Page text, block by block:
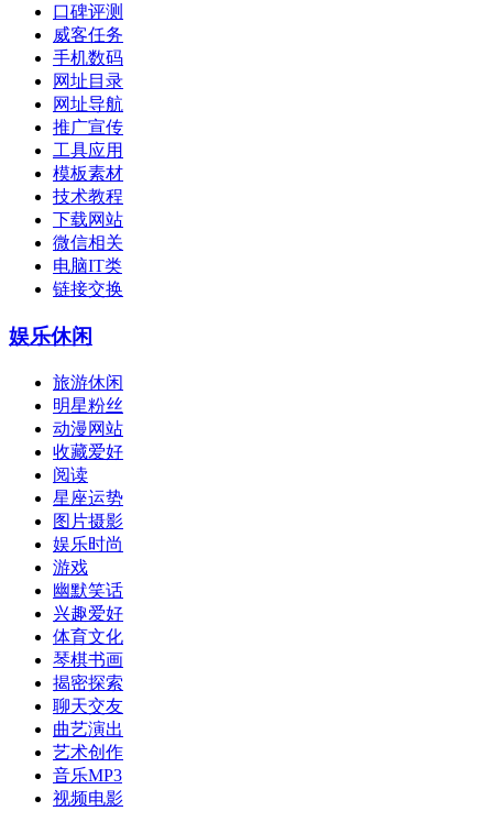
口碑评测
威客任务
手机数码
网址目录
网址导航
推广宣传
工具应用
模板素材
技术教程
下载网站
微信相关
电脑IT类
链接交换
娱乐休闲
旅游休闲
明星粉丝
动漫网站
收藏爱好
阅读
星座运势
图片摄影
娱乐时尚
游戏
幽默笑话
兴趣爱好
体育文化
琴棋书画
揭密探索
聊天交友
曲艺演出
艺术创作
音乐MP3
视频电影